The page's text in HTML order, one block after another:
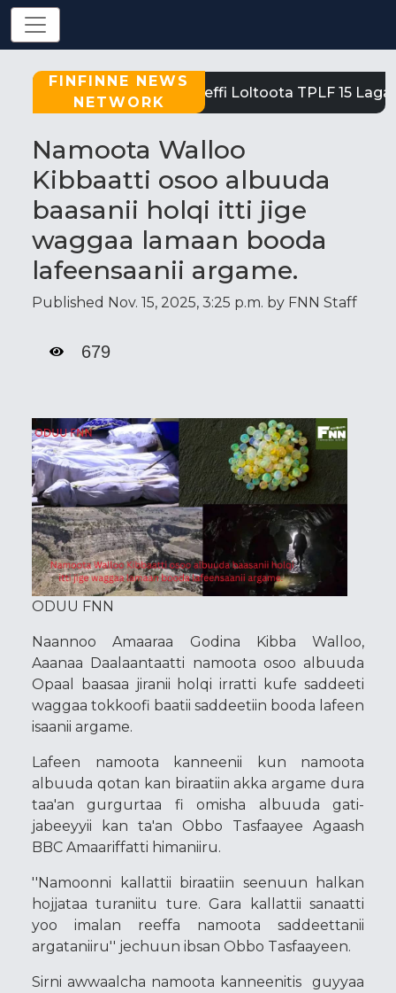
FINFINNE NEWS
NETWORK
Tigray: Reeffi Loltoota TPLF 15 Laga
Namoota Walloo
Kibbaatti osoo albuuda
baasanii holqi itti jige
waggaa lamaan booda
lafeensaanii argame.
Published Nov. 15, 2025, 3:25 p.m. by FNN Staff
679
ODUU FNN
Naannoo Amaaraa Godina Kibba Walloo,
Aaanaa Daalaantaatti namoota osoo albuuda
Opaal baasaa jiranii holqi irratti kufe saddeeti
waggaa tokkoofi baatii saddeetiin booda lafeen
isaanii argame.
Lafeen namoota kanneenii kun namoota
albuuda qotan kan biraatiin akka argame dura
taa'an gurgurtaa fi omisha albuuda gati-
jabeeyyii kan ta'an Obbo Tasfaayee Agaash
BBC Amaariffatti himaniiru.
''Namoonni kallattii biraatiin seenuun halkan
hojjataa turaniitu ture. Gara kallattii sanaatti
yoo imalan reeffa namoota saddeettanii
argataniiru'' jechuun ibsan Obbo Tasfaayeen.
Sirni awwaalcha namoota kanneenitis guyyaa